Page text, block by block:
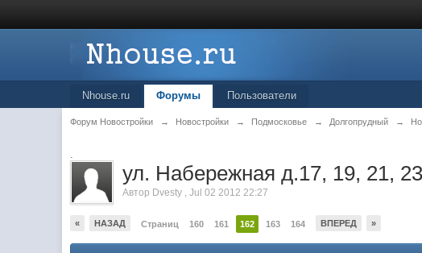
Nhouse.ru Форумы Пользователи
Форум Новостройки → Новостройки → Подмосковье → Долгопрудный →
.
ул. Набережная д.17, 19, 21,
Автор Dvesty ,Jul 02 2012 22:27
« НАЗАД Страниц 160 161 162 163 164 ВПЕРЕД »